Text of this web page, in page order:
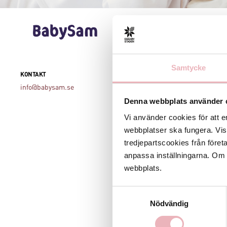
Samtycke
Denna webbplats använder
Vi använder cookies för att
webbplatser ska fungera.
tredjepartscookies från
anpassa inställningarna.
webbplats.
Nödvändig
KONTAKT
info@babysam.se
Vår butik
perfekt
Hos
När du